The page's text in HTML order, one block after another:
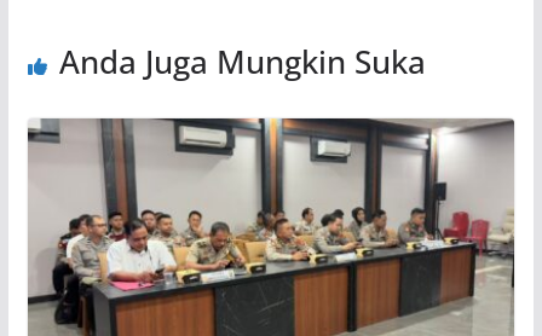
Anda Juga Mungkin Suka